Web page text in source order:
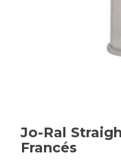
Jo-Ral
Francés